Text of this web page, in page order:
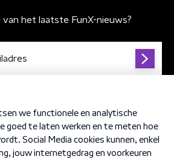
het laatste FunX-nieuws?
Privacybeleid